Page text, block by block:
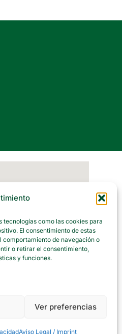
como las cookies para
El consentimiento de estas
de navegación o
o retirar el consentimiento,
y funciones.
Ver preferencias
Aviso Legal / Imprint